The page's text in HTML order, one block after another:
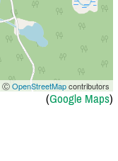
ⒸOpenStreetMapcontributors
(Google Maps)